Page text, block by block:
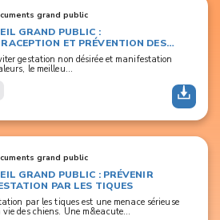
grand public
GRAND PUBLIC :
ET PRÉVENTION DES
gestation non désirée et manifestation
le meilleu...
grand public
GRAND PUBLIC : PRÉVENIR
PAR LES TIQUES
par les tiques est une menace sérieuse
vie des chiens. Une m&eacute...